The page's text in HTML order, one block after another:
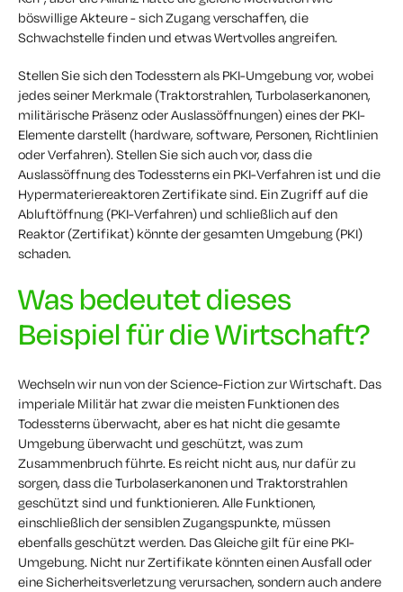
böswillige Akteure - sich Zugang verschaffen, die
Schwachstelle finden und etwas Wertvolles angreifen.
Stellen Sie sich den Todesstern als PKI-Umgebung vor, wobei
jedes seiner Merkmale (Traktorstrahlen, Turbolaserkanonen,
militärische Präsenz oder Auslassöffnungen) eines der PKI-
Elemente darstellt (hardware, software, Personen, Richtlinien
oder Verfahren). Stellen Sie sich auch vor, dass die
Auslassöffnung des Todessterns ein PKI-Verfahren ist und die
Hypermateriereaktoren Zertifikate sind. Ein Zugriff auf die
Abluftöffnung (PKI-Verfahren) und schließlich auf den
Reaktor (Zertifikat) könnte der gesamten Umgebung (PKI)
schaden.
Was bedeutet dieses
Beispiel für die Wirtschaft?
Wechseln wir nun von der Science-Fiction zur Wirtschaft. Das
imperiale Militär hat zwar die meisten Funktionen des
Todessterns überwacht, aber es hat nicht die gesamte
Umgebung überwacht und geschützt, was zum
Zusammenbruch führte. Es reicht nicht aus, nur dafür zu
sorgen, dass die Turbolaserkanonen und Traktorstrahlen
geschützt sind und funktionieren. Alle Funktionen,
einschließlich der sensiblen Zugangspunkte, müssen
ebenfalls geschützt werden. Das Gleiche gilt für eine PKI-
Umgebung. Nicht nur Zertifikate könnten einen Ausfall oder
eine Sicherheitsverletzung verursachen, sondern auch andere